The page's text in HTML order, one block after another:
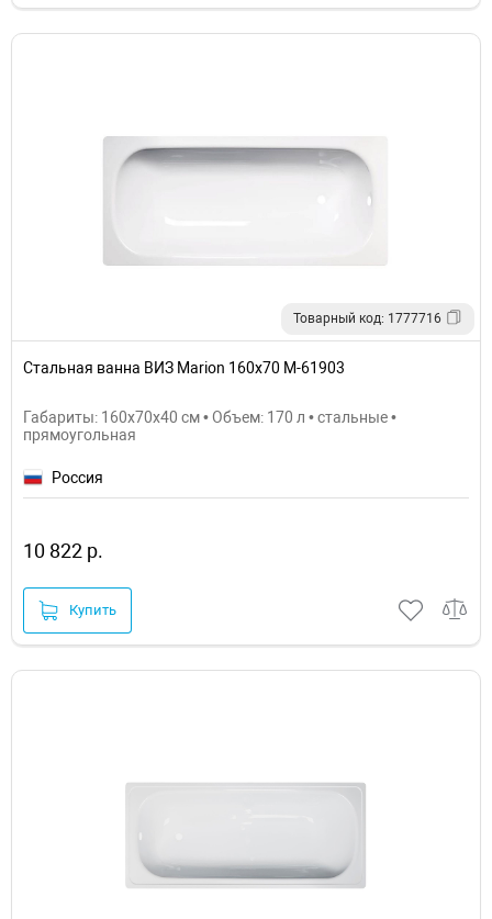
Товарный код: 1777716
Стальная ванна ВИЗ Marion 160х70 M-61903
Габариты: 160x70x40 см • Объем: 170 л • стальные •
прямоугольная
Россия
10 822 р.
Купить